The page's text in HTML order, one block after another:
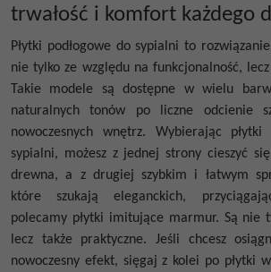
trwałość i komfort każdego
Płytki podłogowe do sypialni to
nie tylko ze względu na funkcjonalność,
Takie modele są dostępne w wielu
naturalnych tonów po liczne odcienie
nowoczesnych wnętrz. Wybierając
sypialni, możesz z jednej strony cieszyć
drewna, a z drugiej szybkim i łatwym
które szukają eleganckich,
polecamy płytki imitujące marmur. Są nie
lecz także praktyczne. Jeśli chcesz
nowoczesny efekt, sięgaj z kolei po płytki